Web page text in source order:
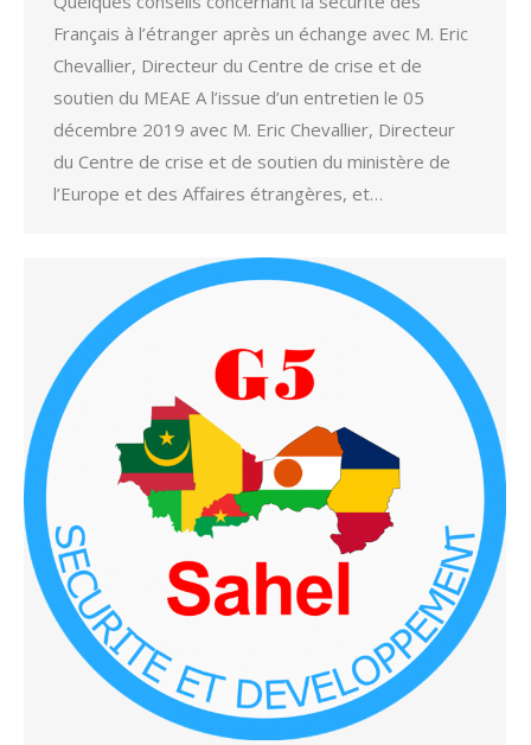
Français à l’étranger après un échange avec M. Eric
Chevallier, Directeur du Centre de crise et de
soutien du MEAE A l’issue d’un entretien le 05
décembre 2019 avec M. Eric Chevallier, Directeur
du Centre de crise et de soutien du ministère de
l’Europe et des Affaires étrangères, et…